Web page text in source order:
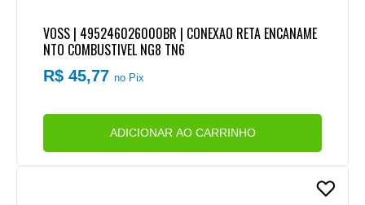
VOSS | 495246026000BR | CONEXAO RETA ENCANAME
NTO COMBUSTIVEL NG8 TN6
R$ 45,77no Pix
ADICIONAR AO CARRINHO